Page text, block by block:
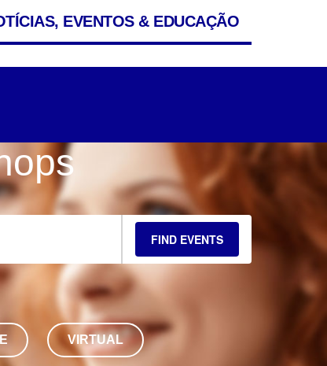
EVENTOS & EDUCAÇÃO
FIND EVENTS
VIRTUAL